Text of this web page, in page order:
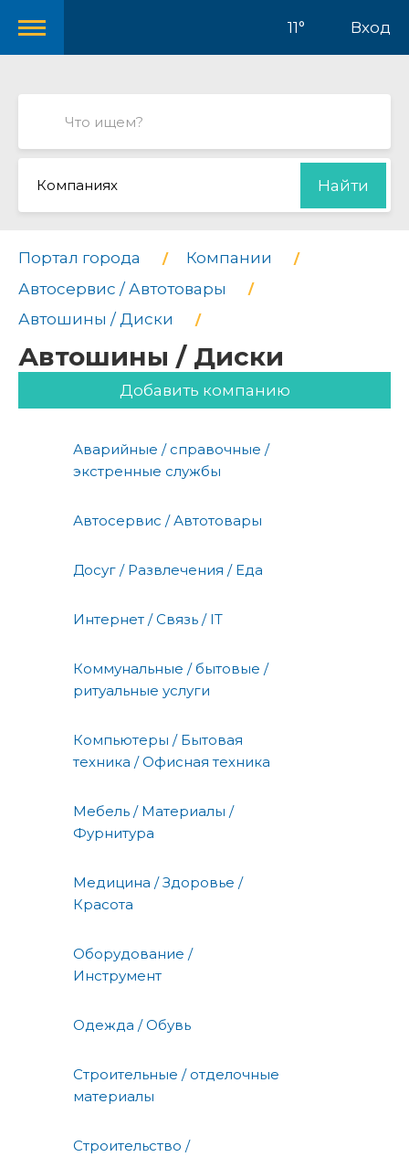
11° Вход
Компаниях Найти
Портал города
Компании
Автосервис / Автотовары
Автошины / Диски
Автошины / Диски
Добавить компанию
Аварийные / справочные /
экстренные службы
Автосервис / Автотовары
Досуг / Развлечения / Еда
Интернет / Связь / IT
Коммунальные / бытовые /
ритуальные услуги
Компьютеры / Бытовая
техника / Офисная техника
Мебель / Материалы /
Фурнитура
Медицина / Здоровье /
Красота
Оборудование /
Инструмент
Одежда / Обувь
Строительные / отделочные
материалы
Строительство /